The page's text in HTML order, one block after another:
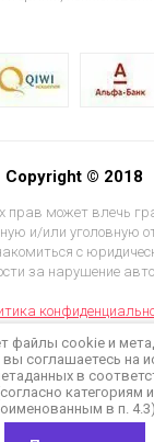
Copyright © 2018
прав может влечь
и/или уголовную
с
за нарушение
файлы cookie и
соглашаетесь на
в
категориям
в п. 4.3)